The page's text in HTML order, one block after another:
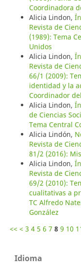
Coordinadora
Alicia Lindon,
Revista de
(1989): Tema
Unidos
Alicia Lindon,
Revista de
66/1 (2009):
identidad y la
Coordinador
Alicia Lindon,
de Ciencias
Tema Central
Alicia Lindón,
Revista de
81/2 (2016):
Alicia Lindon,
Revista de
69/2 (2010):
cualitativas a
TC Alfredo
González
<< < 3 4 5 6 7 8 9 10
Idioma